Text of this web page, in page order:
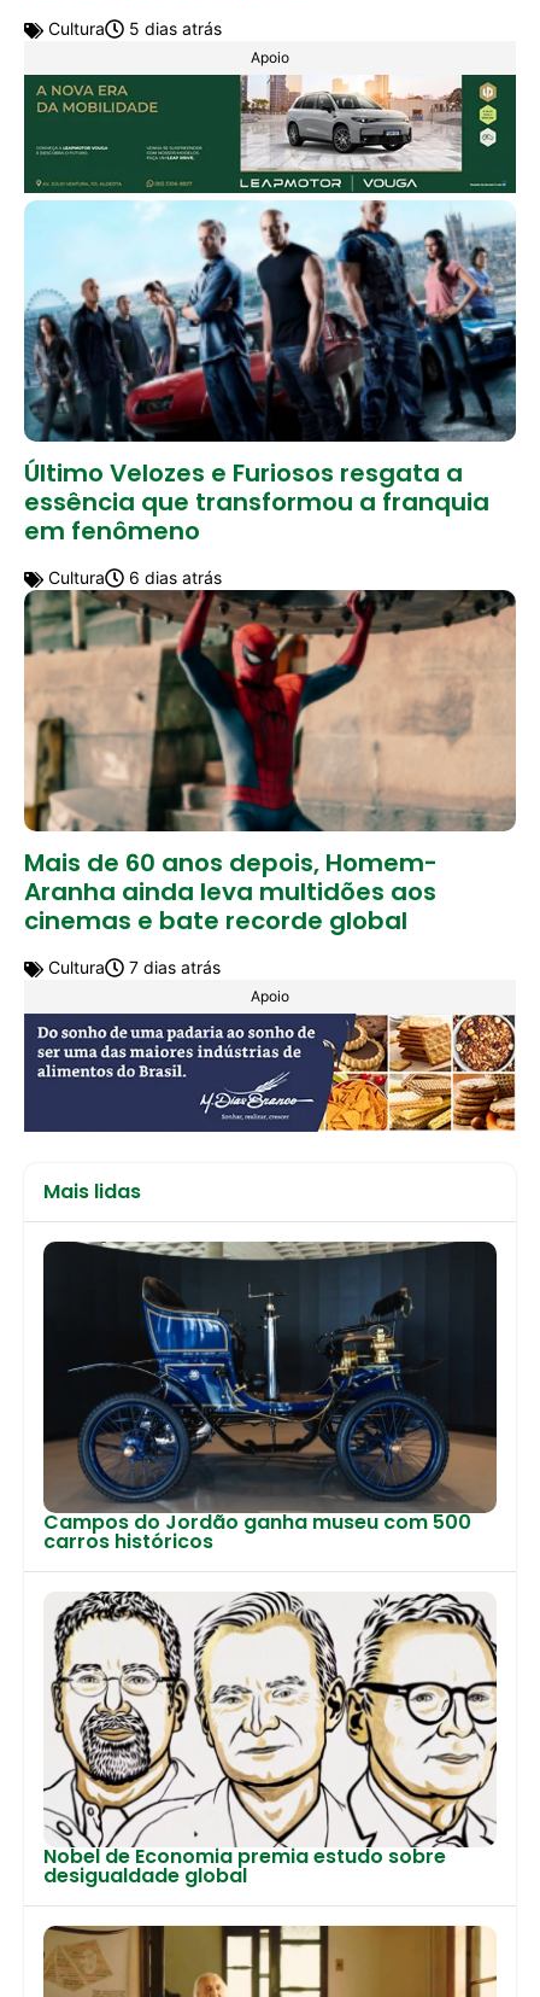
Cultura 5 dias atrás
Apoio
Último Velozes e Furiosos resgata a
essência que transformou a franquia
em fenômeno
Cultura 6 dias atrás
Mais de 60 anos depois, Homem-
Aranha ainda leva multidões aos
cinemas e bate recorde global
Cultura 7 dias atrás
Apoio
Mais lidas
Campos do Jordão ganha museu com 500
carros históricos
Nobel de Economia premia estudo sobre
desigualdade global